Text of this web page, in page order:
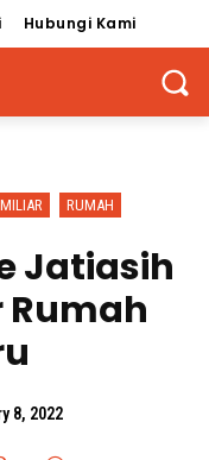
Hubungi Kami
RUMAH
Jatiasih
Rumah
8, 2022